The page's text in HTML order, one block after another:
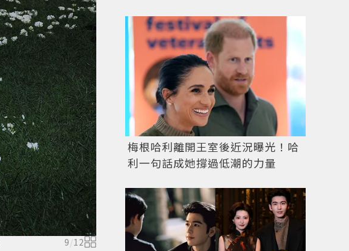
9 /12 中國超模雎曉雯蒞臨Salvatore Ferragamo SS18女
梅根哈利離開王室後近況曝光！哈
利一句話成她撐過低潮的力量